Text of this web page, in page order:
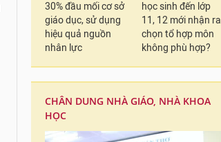
30% đầu mối cơ sở
giáo dục, sử dụng
hiệu quả nguồn
nhân lực
học sinh đến lớp
11, 12 mới nhận ra
chọn tổ hợp môn
không phù hợp?
CHÂN DUNG NHÀ GIÁO, NHÀ KHOA
HỌC